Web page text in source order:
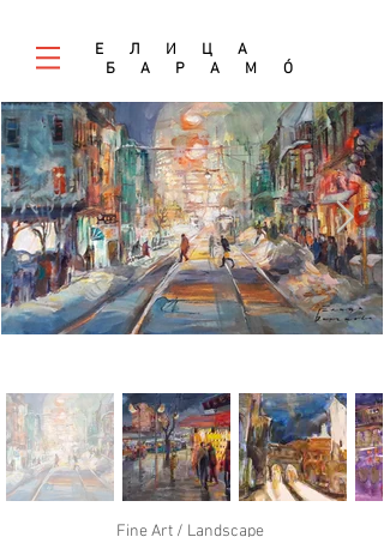
E Л И Ц А
Б А Р А М Ó
Fine Art / Landscape